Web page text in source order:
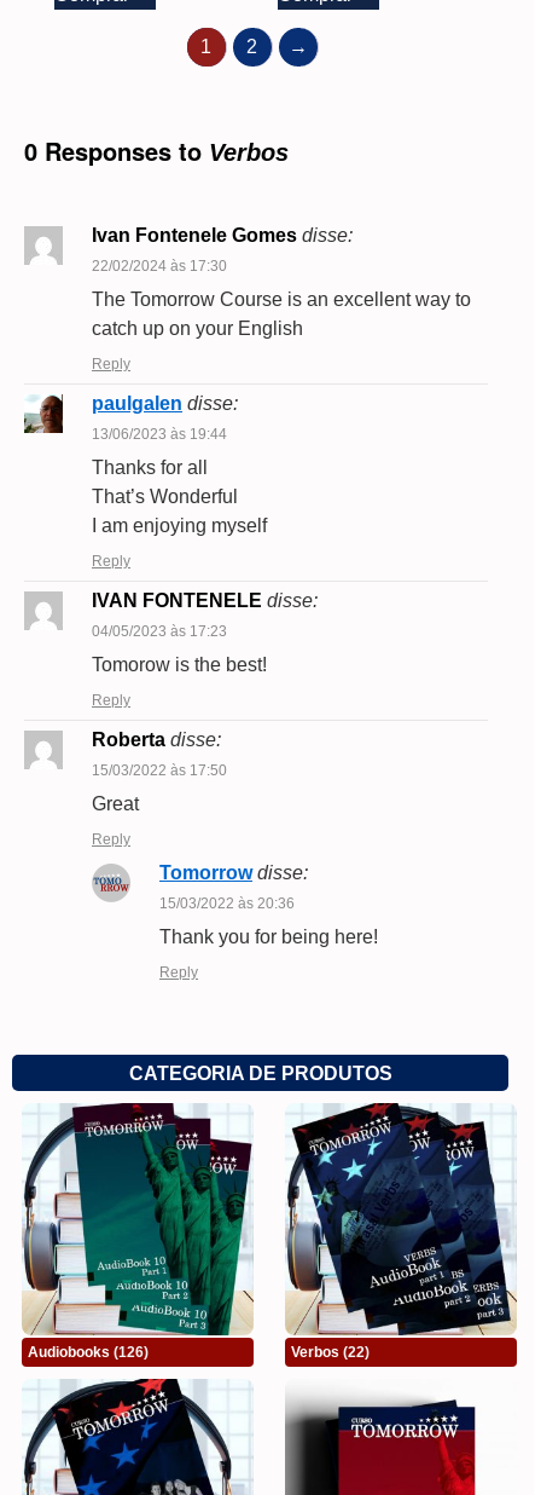
1 2 →
0 Responses to Verbos
Ivan Fontenele Gomes disse:
22/02/2024 às 17:30
The Tomorrow Course is an excellent way to
catch up on your English
Reply
paulgalen disse:
13/06/2023 às 19:44
Thanks for all
That’s Wonderful
I am enjoying myself
Reply
IVAN FONTENELE disse:
04/05/2023 às 17:23
Tomorow is the best!
Reply
Roberta disse:
15/03/2022 às 17:50
Great
Reply
Tomorrow disse:
15/03/2022 às 20:36
Thank you for being here!
Reply
CATEGORIA DE PRODUTOS
Audiobooks (126) Verbos(22)